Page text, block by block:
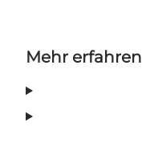
Mehr erfahren